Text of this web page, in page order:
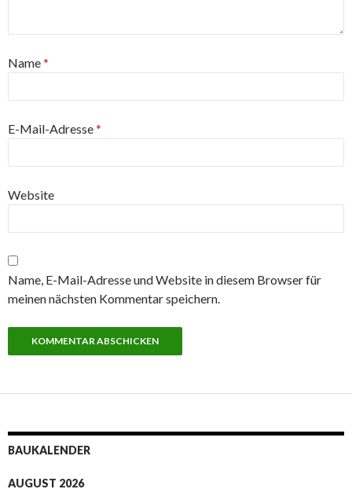
Name*
E-Mail-Adresse*
Website
Name, E-Mail-Adresse und Website in diesem Browser für
meinen nächsten Kommentar speichern.
BAUKALENDER
AUGUST 2026